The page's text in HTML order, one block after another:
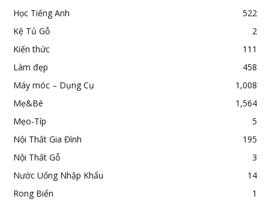
Học Tiếng Anh
522
Kệ Tủ Gỗ
2
Kiến thức
111
Làm đẹp
458
Máy móc – Dụng Cụ
1,008
Mẹ&Bé
1,564
Mẹo-Típ
5
Nội Thất Gia Đình
195
Nội Thất Gỗ
3
Nước Uống Nhập Khẩu
14
Rong Biển
1